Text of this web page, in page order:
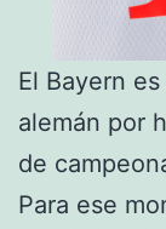
El Bayern
alemán por
de
Para ese